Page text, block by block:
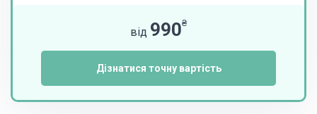
від 990₴
Дізнатися точну вартість